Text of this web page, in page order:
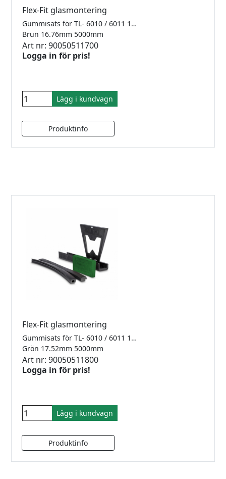
Flex-Fit glasmontering
Gummisats för TL- 6010 / 6011 1.0kN Finns i 2500mm, 5000mm samt 25meter
Brun 16.76mm 5000mm
Art nr: 90050511700
Logga in för pris!
Lägg i kundvagn
Flex-Fit glasmontering
Gummisats för TL- 6010 / 6011 1.0kN Finns i 2500mm, 5000mm samt 25meter
Grön 17.52mm 5000mm
Art nr: 90050511800
Logga in för pris!
Lägg i kundvagn